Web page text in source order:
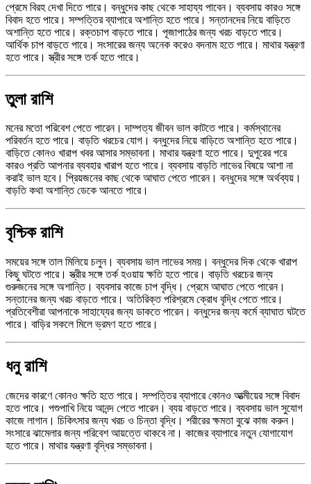
প্রেমে বিরহ দেখা দিতে পারে। বন্ধুদের কাছ থেকে সাহায্য পাবেন। ব্যবসায় কারও সঙ্গে
বিবাদ হতে পারে। সম্পত্তির ব্যাপারে অশান্তি হতে পারে। সন্তানদের নিয়ে বাড়িতে
অশান্তি হতে পারে। রক্তচাপ বাড়তে পারে। পূজাপাঠের জন্য খরচ বাড়তে পারে।
আর্থিক চাপ বাড়তে পারে। সংসারের জন্য অনেক করেও বদনাম হতে পারে। মাথার যন্ত্রণা
হতে পারে। স্ত্রীর সঙ্গে তর্ক হতে পারে।
তুলা রাশি
মনের মতো পরিবেশ পেতে পারেন। দাম্পত্য জীবন ভাল কাটতে পারে। কর্মস্থানের
পরিবর্তন হতে পারে। বাড়তি খরচের যোগ। বন্ধুদের নিয়ে বাড়িতে অশান্তি হতে পারে।
বাড়িতে কোনও খারাপ খবর আসার সম্ভাবনা। মাথার যন্ত্রণা হতে পারে। দুপুরের পরে
কারও প্রতি আপনার ব্যবহার খারাপ হতে পারে। ব্যবসায় বাড়তি লাভের বিষয়ে আশা না
করাই ভাল হবে। প্রিয়জনের কাছ থেকে আঘাত পেতে পারেন। বন্ধুদের সঙ্গে অর্থব্যয়।
বাড়তি কথা অশান্তি ডেকে আনতে পারে।
বৃশ্চিক রাশি
সময়ের সঙ্গে তাল মিলিয়ে চলুন। ব্যবসায় ভাল লাভের সময়। বন্ধুদের দিক থেকে খারাপ
কিছু ঘটতে পারে। স্ত্রীর সঙ্গে তর্ক হওয়ায় ক্ষতি হতে পারে। বাড়তি খরচের জন্য
গুরুজনের সঙ্গে অশান্তি। ব্যবসার কাজে চাপ বৃদ্ধি। প্রেমে আঘাত পেতে পারেন।
সন্তানের জন্য খরচ বাড়তে পারে। অতিরিক্ত পরিশ্রমে ক্রোধ বৃদ্ধি পেতে পারে।
প্রতিবেশীরা আপনাকে সাহায্যের জন্য ডাকতে পারেন। বন্ধুদের জন্য কর্মে ব্যাঘাত ঘটতে
পারে। বাড়ির সকলে মিলে ভ্রমণ হতে পারে।
ধনু রাশি
জেদের কারণে কোনও ক্ষতি হতে পারে। সম্পত্তির ব্যাপারে কোনও আত্মীয়ের সঙ্গে বিবাদ
হতে পারে। পশুপাখি নিয়ে আনন্দ পেতে পারেন। ব্যয় বাড়তে পারে। ব্যবসায় ভাল সুযোগ
কাজে লাগান। চিকিৎসার জন্য খরচ ও চিন্তা বৃদ্ধি। শরীরের ক্ষমতা বুঝে কাজ করুন।
সংসারে ঝামেলার জন্য পরিবেশ আয়ত্তে থাকবে না। কাজের ব্যাপারে নতুন যোগাযোগ
হতে পারে। মাথার যন্ত্রণা বৃদ্ধির সম্ভাবনা।